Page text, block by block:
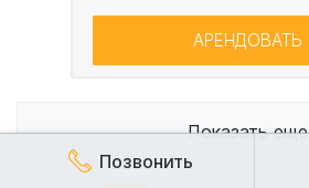
АРЕНДОВАТЬ
Показать еще
Позвонить